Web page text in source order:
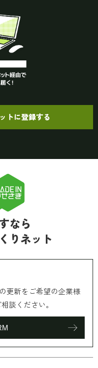
トに登録する
なら
りネット
の更新をご希望の企業様
談ください。